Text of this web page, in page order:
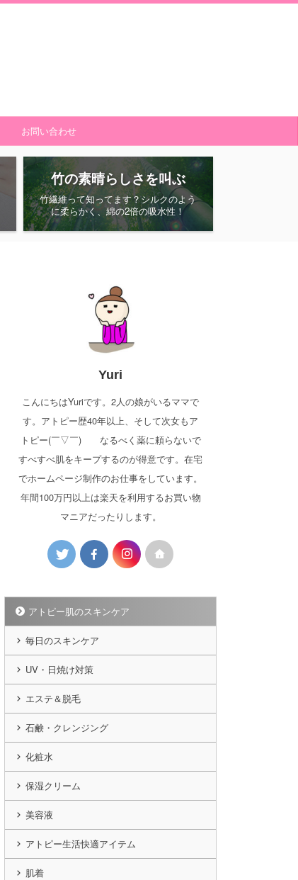
お問い合わせ
竹の素晴らしさを叫ぶ
竹繊維って知ってます？シルクのよう
に柔らかく、綿の2倍の吸水性！
Yuri
こんにちはYuriです。2人の娘がいるママで
す。アトピー歴40年以上、そして次女もア
トピー(￣▽￣)ゞ なるべく薬に頼らないで
すべすべ肌をキープするのが得意です。在宅
でホームページ制作のお仕事をしています。
年間100万円以上は楽天を利用するお買い物
マニアだったりします。
アトピー肌のスキンケア
毎日のスキンケア
UV・日焼け対策
エステ＆脱毛
石鹸・クレンジング
化粧水
保湿クリーム
美容液
アトピー生活快適アイテム
肌着